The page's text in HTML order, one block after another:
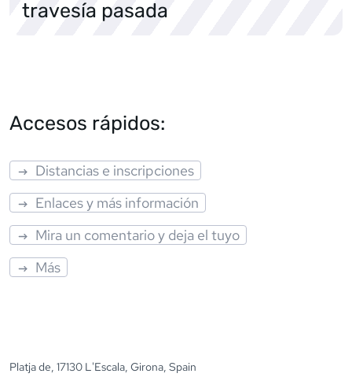
travesía pasada
Accesos rápidos:
Distancias e inscripciones
Enlaces y más información
Mira un comentario y deja el tuyo
Más
Platja de, 17130 L'Escala, Girona, Spain